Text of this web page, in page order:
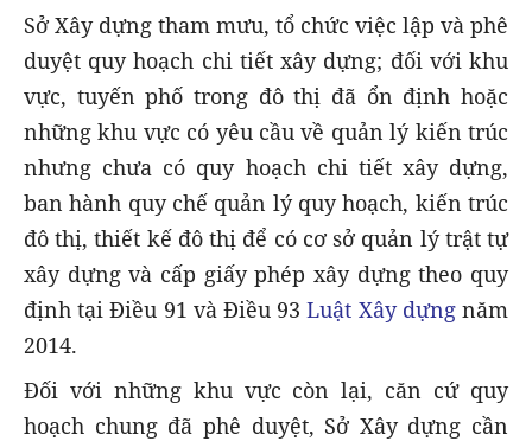
Sở Xây dựng tham mưu, tổ chức việc lập và phê
duyệt quy hoạch chi tiết xây dựng; đối với khu
vực, tuyến phố trong đô thị đã ổn định hoặc
những khu vực có yêu cầu về quản lý kiến trúc
nhưng chưa có quy hoạch chi tiết xây dựng,
ban hành quy chế quản lý quy hoạch, kiến trúc
đô thị, thiết kế đô thị để có cơ sở quản lý trật tự
xây dựng và cấp giấy phép xây dựng theo quy
định tại Điều 91 và Điều 93Luật Xây dựngnăm
2014.
Đối với những khu vực còn lại, căn cứ quy
hoạch chung đã phê duyệt, Sở Xây dựng cần